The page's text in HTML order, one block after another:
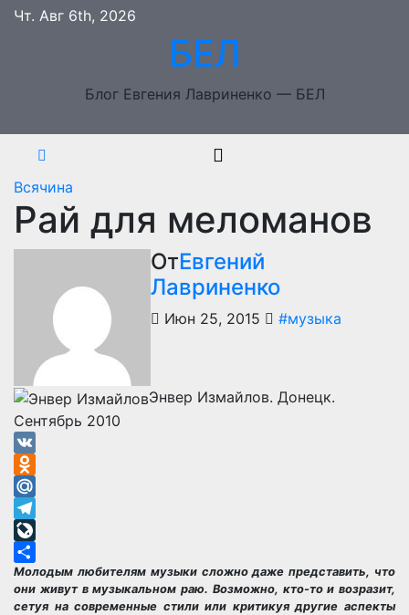
Перейти
Чт. Авг 6th, 2026
БЕЛ
Блог Евгения Лавриненко — БЕЛ
Всячина
Рай для меломанов
ОтЕвгений
Лавриненко
Июн 25, 2015 #музыка
Энвер Измайлов. Донецк.
Сентябрь 2010
VK
Odnoklassniki
Mail.Ru
Telegram
LiveJournal
Отправить
Молодым любителям музыки сложно даже представить, что
они живут в музыкальном раю. Возможно, кто-то и возразит,
сетуя на современные стили или критикуя другие аспекты